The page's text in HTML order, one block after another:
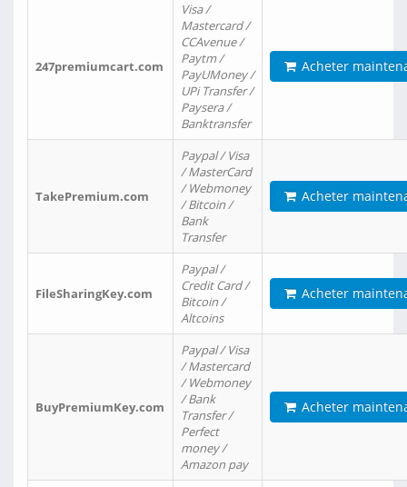
247premiumcart.com
Visa /
Mastercard /
CCAvenue /
Paytm /
PayUMoney /
UPi Transfer /
Paysera /
Banktransfer
Acheter
TakePremium.com
Paypal / Visa
/ MasterCard
/ Webmoney
/ Bitcoin /
Bank
Transfer
Acheter
FileSharingKey.com
Paypal /
Credit Card /
Bitcoin /
Altcoins
Acheter
BuyPremiumKey.com
Paypal / Visa
/ Mastercard
/ Webmoney
/ Bank
Transfer /
Perfect
money /
Amazon pay
Acheter